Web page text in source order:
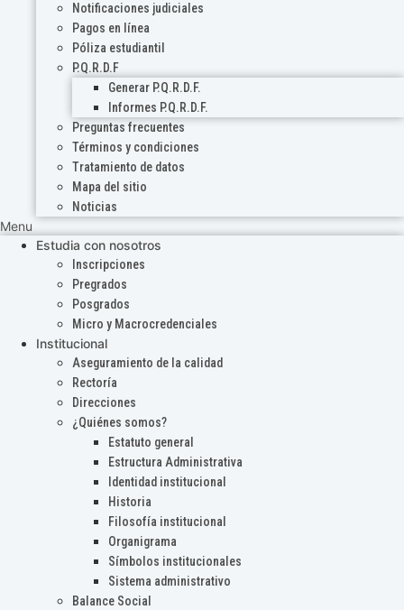
Notificaciones judiciales
Pagos en línea
Póliza estudiantil
P.Q.R.D.F
Generar P.Q.R.D.F.
Informes P.Q.R.D.F.
Preguntas frecuentes
Términos y condiciones
Tratamiento de datos
Mapa del sitio
Noticias
Menu
Estudia con nosotros
Inscripciones
Pregrados
Posgrados
Micro y Macrocredenciales
Institucional
Aseguramiento de la calidad
Rectoría
Direcciones
¿Quiénes somos?
Estatuto general
Estructura Administrativa
Identidad institucional
Historia
Filosofía institucional
Organigrama
Símbolos institucionales
Sistema administrativo
Balance Social